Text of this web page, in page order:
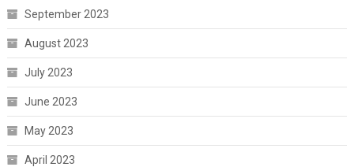
September 2023
August 2023
July 2023
June 2023
May 2023
April 2023